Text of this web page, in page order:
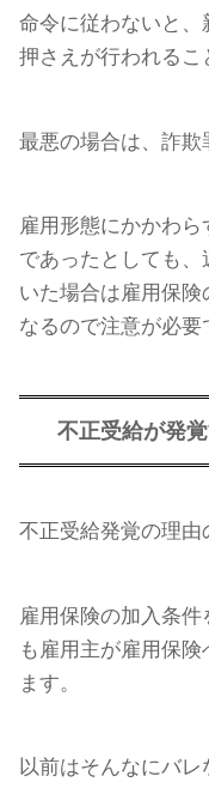
命令に従わないと、
押さえが行われるこ
最悪の場合は、詐欺
雇用形態にかかわ
であったとしても
いた場合は雇用保険
なるので注意が必要
不正受給が発
不正受給発覚の理由
雇用保険の加入条
も雇用主が雇用保
ます。
以前はそんなにバ